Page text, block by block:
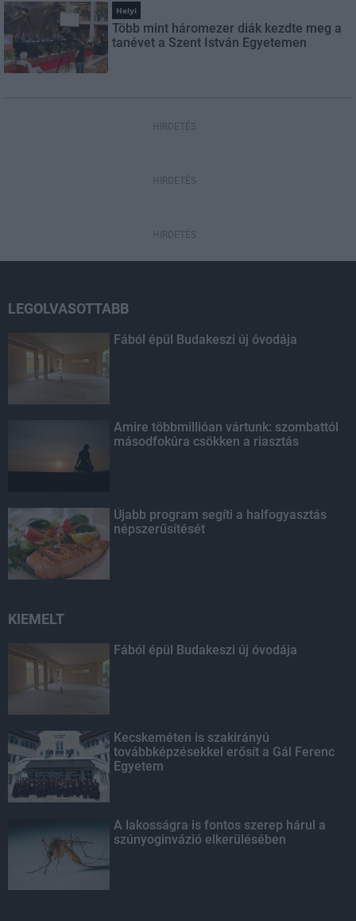
Helyi
Több mint háromezer diák kezdte meg a
tanévet a Szent István Egyetemen
HIRDETÉS
HIRDETÉS
HIRDETÉS
LEGOLVASOTTABB
Fából épül Budakeszi új óvodája
Amire többmillióan vártunk: szombattól
másodfokúra csökken a riasztás
Újabb program segíti a halfogyasztás
népszerűsítését
KIEMELT
Fából épül Budakeszi új óvodája
Kecskeméten is szakirányú
továbbképzésekkel erősít a Gál Ferenc
Egyetem
A lakosságra is fontos szerep hárul a
szúnyoginvázió elkerülésében